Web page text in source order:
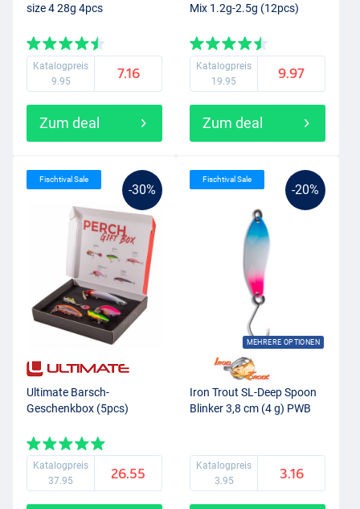
size 4 28g 4pcs
Katalogpreis
9.95
7.16
Zum deal
Mix 1.2g-2.5g (12pcs)
Katalogpreis
19.95
9.97
Zum deal
-30%
Fischtival Sale
Ultimate Barsch-
Geschenkbox (5pcs)
Katalogpreis
37.95
26.55
-20%
MEHRERE OPTIONEN
Fischtival Sale
Iron Trout SL-Deep Spoon
Blinker 3,8 cm (4 g) PWB
Katalogpreis
3.95
3.16